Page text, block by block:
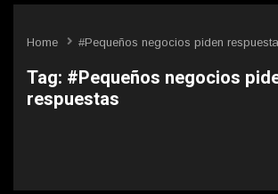
Home #Pequeños negocios piden
Tag: #Pequeños negocios
respuestas